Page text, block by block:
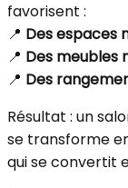
favorisent :
📍 Des espaces
📍 Des meubles
📍 Des
Résultat : un
se transforme
qui se convertit